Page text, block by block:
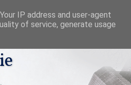
IP address and user-agent
of service, generate usage